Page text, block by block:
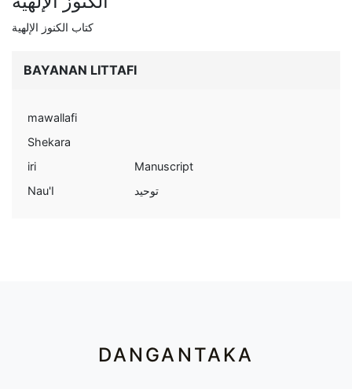
كتاب الكنوز الإلهية
BAYANAN LITTAFI
mawallafi
Shekara
iri
Manuscript
Nau'I
توحيد
DANGANTAKA